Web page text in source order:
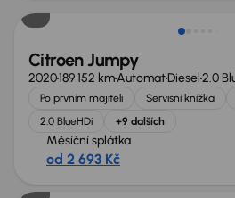
Citroen Jumpy
2020189 152 kmAutomatDiesel2.0
Po prvním majiteli Servisní knížka
2.0 BlueHDi
+9 dalších
Měsíční splátka
od 2 693 Kč